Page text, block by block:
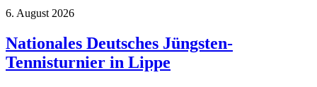
6. August 2026
Nationales Deutsches Jüngsten-
Tennisturnier in Lippe